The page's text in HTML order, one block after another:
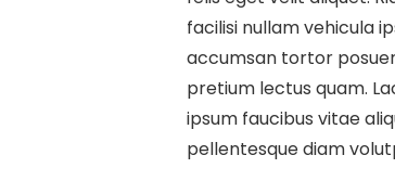
facilisi nullam vehicula
accumsan tortor
pretium lectus quam.
ipsum faucibus vitae
pellentesque diam